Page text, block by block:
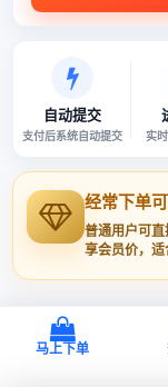
自动提交
支付后系统自动提交 实
经常下单
普通用户可
享会员价，适
马上下单